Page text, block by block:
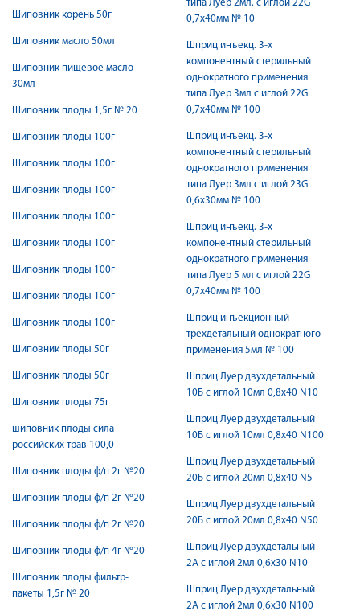
Шиповник корень 50г
Шиповник масло 50мл
Шиповник пищевое масло
30мл
Шиповник плоды 1,5г № 20
Шиповник плоды 100г
Шиповник плоды 100г
Шиповник плоды 100г
Шиповник плоды 100г
Шиповник плоды 100г
Шиповник плоды 100г
Шиповник плоды 100г
Шиповник плоды 100г
Шиповник плоды 50г
Шиповник плоды 50г
Шиповник плоды 75г
шиповник плоды сила
российских трав 100,0
Шиповник плоды ф/п 2г №20
Шиповник плоды ф/п 2г №20
Шиповник плоды ф/п 2г №20
Шиповник плоды ф/п 4г №20
Шиповник плоды фильтр-
пакеты 1,5г № 20
типа Луер 2мл. с иглой 22G
0,7х40мм № 10
Шприц инъекц. 3-х
компонентный стерильный
однократного применения
типа Луер 3мл с иглой 22G
0,7х40мм № 100
Шприц инъекц. 3-х
компонентный стерильный
однократного применения
типа Луер 3мл с иглой 23G
0,6х30мм № 100
Шприц инъекц. 3-х
компонентный стерильный
однократного применения
типа Луер 5 мл с иглой 22G
0,7х40мм № 100
Шприц инъекционный
трехдетальный однократного
применения 5мл № 100
Шприц Луер двухдетальный
10Б с иглой 10мл 0,8х40 N10
Шприц Луер двухдетальный
10Б с иглой 10мл 0,8х40 N100
Шприц Луер двухдетальный
20Б с иглой 20мл 0,8х40 N5
Шприц Луер двухдетальный
20Б с иглой 20мл 0,8х40 N50
Шприц Луер двухдетальный
2А с иглой 2мл 0,6х30 N10
Шприц Луер двухдетальный
2А с иглой 2мл 0,6х30 N100